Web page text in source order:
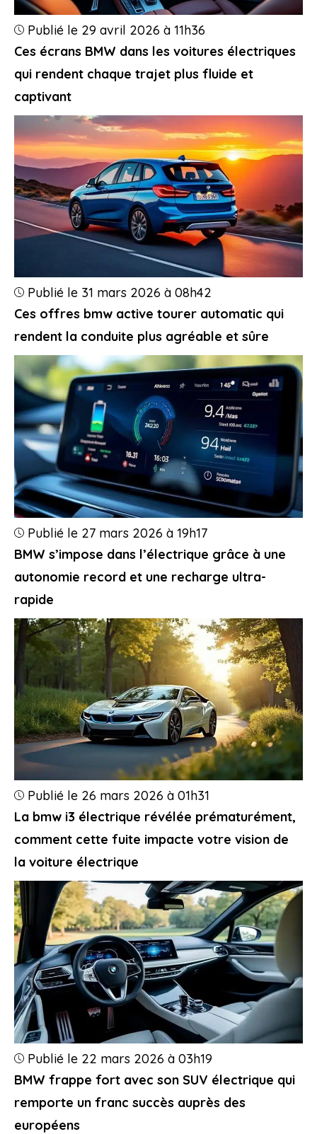
Ces écrans BMW dans les voitures électriques
qui rendent chaque trajet plus fluide et
captivant
Publié le 29 avril 2026 à 11h36
Ces offres bmw active tourer automatic qui
rendent la conduite plus agréable et sûre
Publié le 31 mars 2026 à 08h42
BMW s’impose dans l’électrique grâce à une
autonomie record et une recharge ultra-
rapide
Publié le 27 mars 2026 à 19h17
La bmw i3 électrique révélée prématurément,
comment cette fuite impacte votre vision de
la voiture électrique
Publié le 26 mars 2026 à 01h31
BMW frappe fort avec son SUV électrique qui
remporte un franc succès auprès des
européens
Publié le 22 mars 2026 à 03h19